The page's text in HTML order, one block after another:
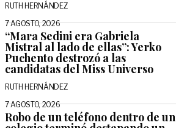
RUTH HERNÁNDEZ
7 AGOSTO, 2026
“Mara Sedini era Gabriela
Mistral al lado de ellas”: Yerko
Puchento destrozó a las
candidatas del Miss Universo
RUTH HERNÁNDEZ
7 AGOSTO, 2026
Robo de un teléfono dentro de un